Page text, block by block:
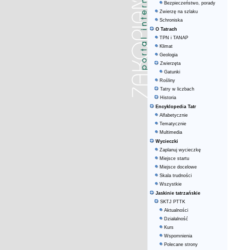
Bezpieczeństwo, porady
Zwierzę na szlaku
Schroniska
O Tatrach
TPN i TANAP
Klimat
Geologia
Zwierzęta
Gatunki
Rośliny
Tatry w liczbach
Historia
Encyklopedia Tatr
Alfabetycznie
Tematycznie
Multimedia
Wycieczki
Zaplanuj wycieczkę
Miejsce startu
Miejsce docelowe
Skala trudności
Wszystkie
Jaskinie tatrzańskie
SKTJ PTTK
Aktualności
Działalność
Kurs
Wspomnienia
Polecane strony